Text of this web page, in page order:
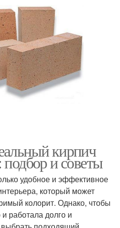
кирпич
и советы
удобное и эффективное
который может
колорит. Однако, чтобы
работала долго и